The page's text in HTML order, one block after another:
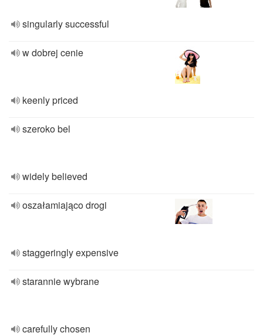
singularly successful
w dobrej cenie
keenly priced
szeroko bel
widely believed
oszałamiająco drogi
staggeringly expensive
starannie wybrane
carefully chosen